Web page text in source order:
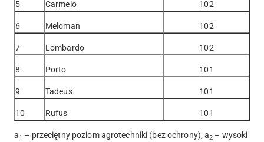
5 Carmelo 102
6 Meloman 102
7 Lombardo 102
8 Porto 101
9 Tadeus 101
10 Rufus 101
a1 – przeciętny poziom agrotechniki (bez ochrony); a2 – wysoki